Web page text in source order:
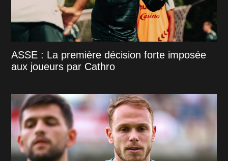
ASSE : La première décision forte imposée
aux joueurs par Cathro